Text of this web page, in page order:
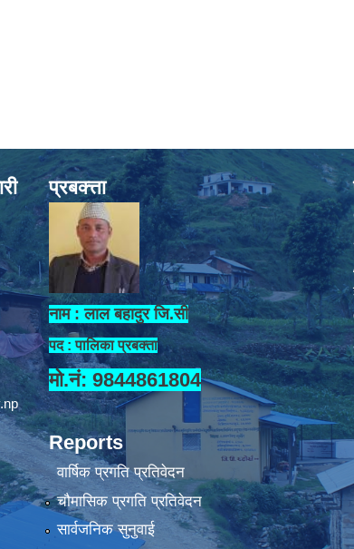
प्रबक्त्ता
नाम : लाल बहादुर जि.सी
पद : पालिका प्रबक्ता
मो.नं: 9844861804
Reports
वार्षिक प्रगति प्रतिवेदन
चौमासिक प्रगति प्रतिवेदन
सार्वजनिक सुनुवाई